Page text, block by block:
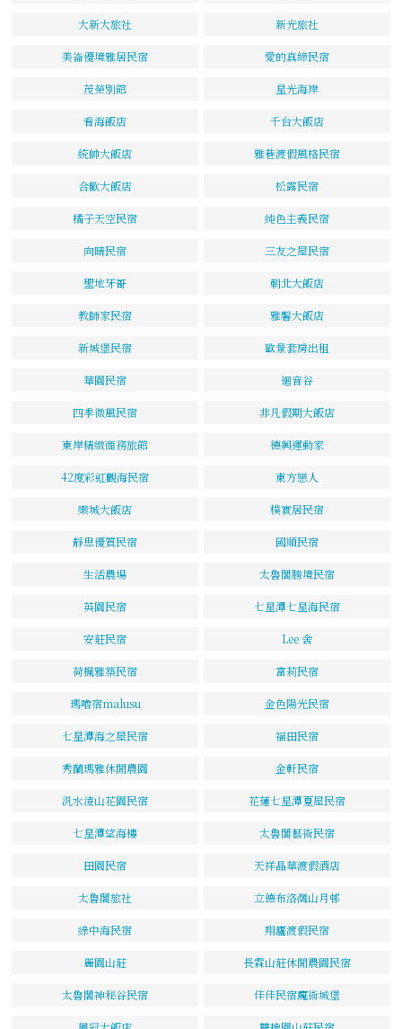
大新大旅社 新光旅社
美崙優境雅居民宿 愛的真締民宿
茂榮別館 星光海岸
看海飯店 千台大飯店
統帥大飯店 雅巷渡假風格民宿
合歡大飯店 松露民宿
橘子天空民宿 純色主義民宿
向晴民宿 三友之屋民宿
聖地牙哥 朝北大飯店
教師家民宿 雅馨大飯店
新城堡民宿 歐景套房出租
華園民宿 迴音谷
四季微風民宿 非凡假期大飯店
東岸精緻商務旅館 德興運動家
42度彩虹觀海民宿 東方戀人
樂城大飯店 樸實居民宿
靜思優質民宿 國順民宿
生活農場 太魯閣勝境民宿
英園民宿 七星潭七星海民宿
安莊民宿 Lee 舍
荷楓雅築民宿 富莉民宿
瑪嚕宿malusu 金色陽光民宿
七星潭海之屋民宿 福田民宿
秀蘭瑪雅休閒農園 金軒民宿
汎水淩山花園民宿 花蓮七星潭夏屋民宿
七星潭望海樓 太魯閣藝術民宿
田園民宿 天祥晶華渡假酒店
太魯閣旅社 立德布洛灣山月邨
綠中海民宿 翔廬渡假民宿
麗園山莊 長霖山莊休閒農園民宿
太魯閣神秘谷民宿 佳佳民宿魔術城堡